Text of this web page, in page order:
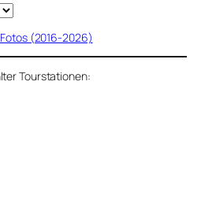
(2016-2026)
Tourstationen: